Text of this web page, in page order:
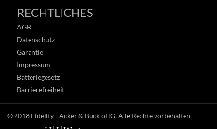
RECHTLICHES
AGB
Datenschutz
Garantie
Impressum
Batteriegesetz
Barrierefreiheit
© 2018 Fidelity - Acker & Buck oHG. Alle Rechte vorbehalten